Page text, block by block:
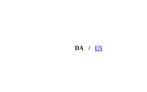
DA EN